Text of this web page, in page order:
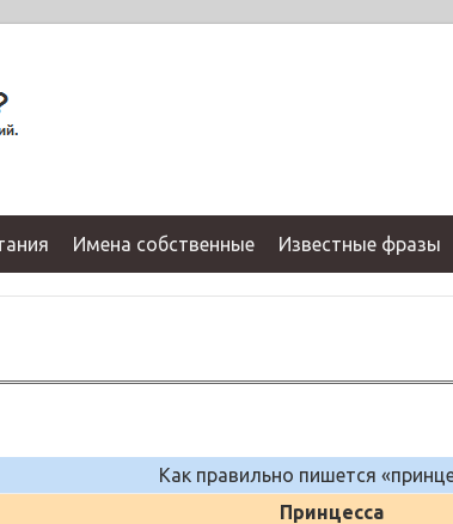
Имена собственные Известные фразы
Как правильно пишется
Принцесса